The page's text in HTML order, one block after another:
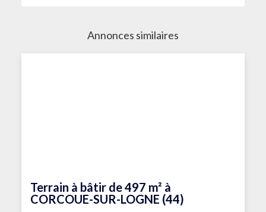
Annonces similaires
Terrain à bâtir de 497 m² à
CORCOUE-SUR-LOGNE (44)